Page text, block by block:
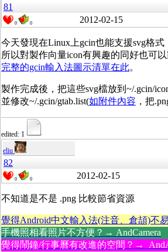
81
0 0 2012-02-15
今天發現在Linux上gcin也能支援svg格式
所以對製作向量icon有興趣的同好也可以
完整的gcin輸入法圖示清單在此。
製作完成後，把這些svg檔放到~/.gcin/
並修改~/.gcin/gtab.list(如附件內容 ，把
edited: 1
eliu
82
0 0 2012-02-15
不知道是不是 .png 比較節省資源
覺得Android中文輸入法(注音、倉頡)不
手機照相看照片不方便？→ AndCamera
覺得鬧鐘/行事曆有改進的空間？→